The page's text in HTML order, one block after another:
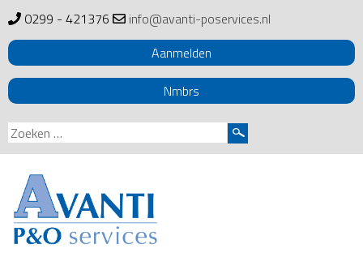
0299 - 421376
info@avanti-poservices.nl
Aanmelden
Nmbrs
Zoeken
naar: